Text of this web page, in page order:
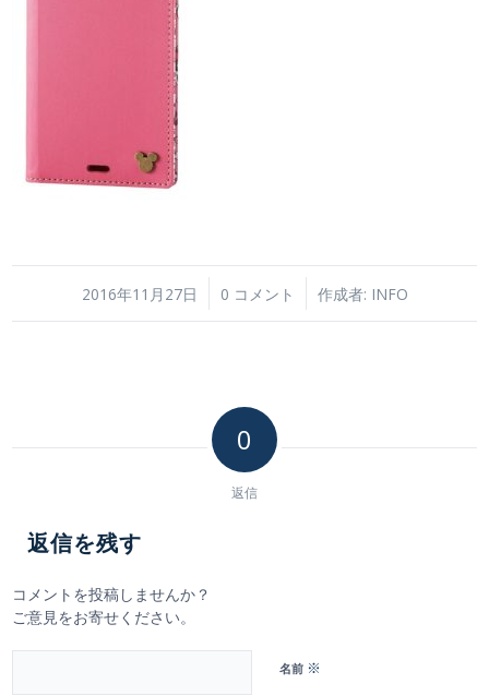
2016年11月27日
/ 0 コメント
/ 作成者: INFO
0
返信
返信を残す
コメントを投稿しませんか？
ご意見をお寄せください。
名前 ※